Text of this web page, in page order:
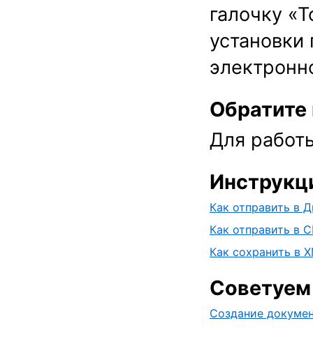
галочку
Для
Как отправить в
Как отправить в
Как сохранить в
Создание